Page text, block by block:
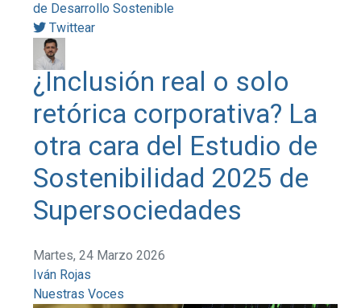
de Desarrollo Sostenible
Twittear
¿Inclusión real o solo
retórica corporativa? La
otra cara del Estudio de
Sostenibilidad 2025 de
Supersociedades
Martes, 24 Marzo 2026
Iván Rojas
Nuestras Voces